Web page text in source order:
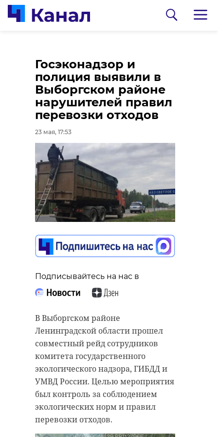
Госэконадзор и
полиция выявили в
Выборгском районе
нарушителей правил
перевозки отходов
23 мая, 17:53
Подписывайтесь на нас в
В Выборгском районе
Ленинградской области прошел
совместный рейд сотрудников
комитета государственного
экологического надзора, ГИБДД и
УМВД России. Целью мероприятия
был контроль за соблюдением
экологических норм и правил
перевозки отходов.
Атака БПЛА на
Киришский район
отражена, режим
воздушной
опасности снят
23 мая, 15:35
Подписывайтесь на нас в
Глава Ленинградской области
Александр Дрозденко опубликовал
сообщение, в котором объявил
отбой воздушной опасности в
Киришском районе.
Губернаторсообщил , что в ходе
атаки на Ленинградскую область
сбит один БПЛА. Жертв и
разрушений нет.
Прогноз погоды на
24 мая: типичная
Ленобласть
23 мая, 15:17
Подписывайтесь на нас в
По данным ФГБУ «Северо-Западное
воскресенье, 24 мая, в
Ленинградской области ожидается
преимущественно облачная
погода с прояснениями. В
большинстве районов пройдут
кратковременные дожди, местами
возможны ливни и грозы.
Росгидрометпрогнозирует
умеренный ветер западного